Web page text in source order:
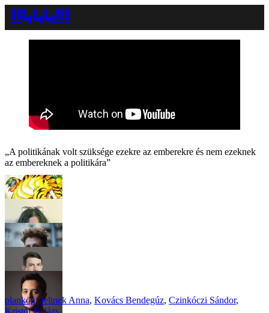
„A politikának volt szüksége ezekre az emberekre és nem ezeknek
az embereknek a politikára”
plankog,Jelinek Anna, Kovács Bendegúz, Czinkóczi Sándor,
Kristóf Balázs